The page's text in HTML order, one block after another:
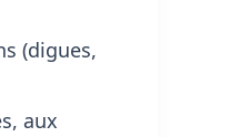
(digues,
aux